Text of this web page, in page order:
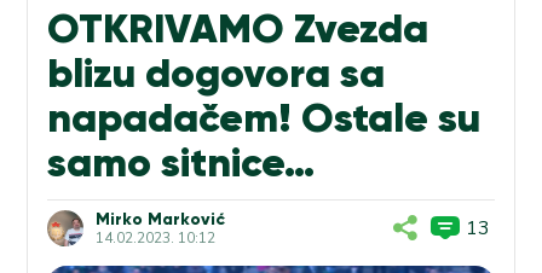
OTKRIVAMO Zvezda
blizu dogovora sa
napadačem! Ostale su
samo sitnice…
Mirko Marković
14.02.2023. 10:12 13